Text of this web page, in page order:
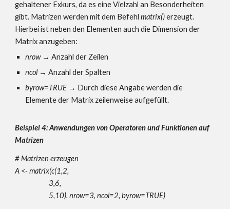
gehaltener Exkurs, da es eine Vielzahl an Besonderheiten
gibt. Matrizen werden mit dem Befehlmatrix()erzeugt.
Hierbei ist neben den Elementen auch die Dimension der
Matrix anzugeben:
nrow→Anzahl der Zeilen
ncol →Anzahl der Spalten
byrow=TRUE → Durch diese Angabe werden die
Elemente der Matrix zeilenweise aufgefüllt.
Beispiel 4: Anwendungen von Operatoren und Funktionen auf
Matrizen
# Matrizen erzeugen
A <- matrix(c(1,2,
3,6,
5,10), nrow=3, ncol=2, byrow=TRUE)